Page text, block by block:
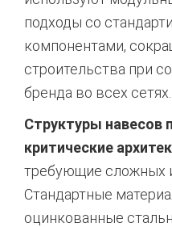
подходы со
компонентами,
строительства при
бренда во всех сетях.
Структуры навесов
критические
требующие сложных
Стандартные
оцинкованные